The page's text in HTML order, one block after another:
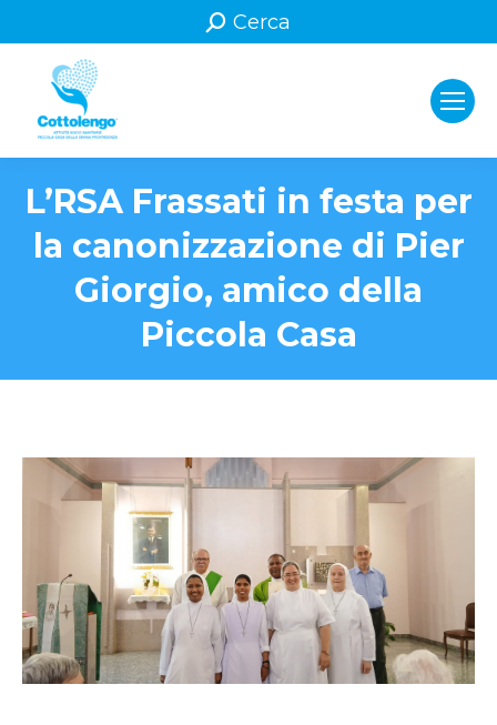
Search:
Cerca
L’RSA Frassati in festa per
la canonizzazione di Pier
Giorgio, amico della
Piccola Casa